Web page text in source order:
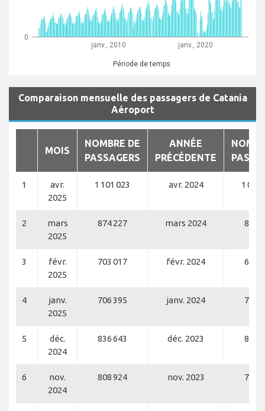
janv., 2010 janv., 2020
Période de temps
0
Comparaison mensuelle des passagers de Catania
Aéroport
MOIS
NOMBRE DE
PASSAGERS
ANNÉE
PRÉCÉDENTE
1
avr.
2025
1 101 023 avr. 2024 1 071
2
mars
2025
874 227 mars 2024 837
3
févr.
2025
703 017 févr. 2024 685
4
janv.
2025
706 395 janv. 2024 720
5
déc.
2024
836 643 déc. 2023 818
6
nov.
2024
808 924 nov. 2023 767